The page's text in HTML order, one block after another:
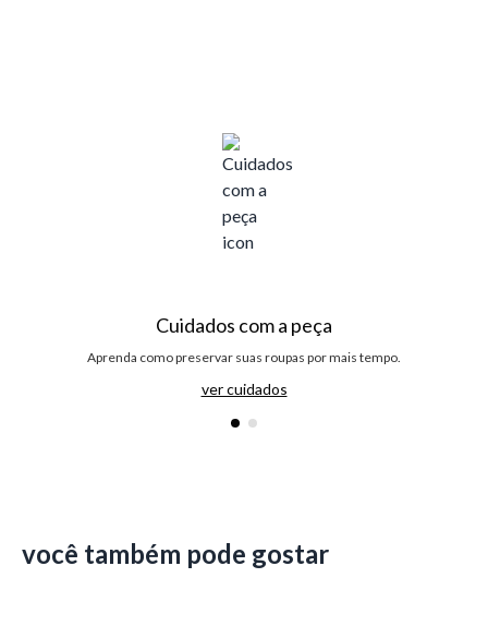
Cuidados com a peça
Aprenda como preservar suas roupas por mais tempo.
ver cuidados
você também pode gostar